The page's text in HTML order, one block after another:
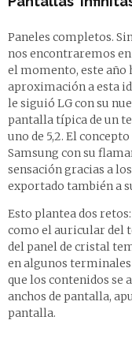
Paneles completos.
nos encontraremos
el momento, este año
aproximación a esta
le siguió LG con su
pantalla típica de un
uno de 5,2. El
Samsung con su
sensación gracias a
exportado también a
Esto plantea dos
como el auricular del
del panel de cristal
en algunos terminales
que los contenidos se
anchos de pantalla,
pantalla.